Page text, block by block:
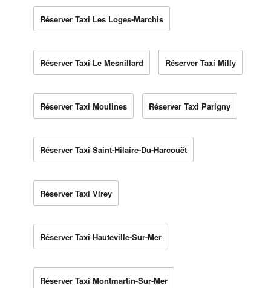
Réserver Taxi Les Loges-Marchis
Réserver Taxi Le Mesnillard Réserver Taxi Milly
Réserver Taxi Moulines Réserver Taxi Parigny
Réserver Taxi Saint-Hilaire-Du-Harcouët
Réserver Taxi Virey
Réserver Taxi Hauteville-Sur-Mer
Réserver Taxi Montmartin-Sur-Mer